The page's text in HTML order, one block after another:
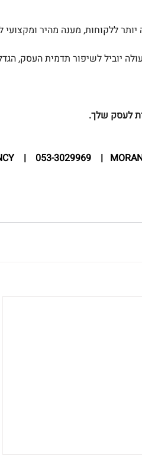
ללקוחות, מענה מהיר ומקצועי
יוביל לשיפור תדמית העסק,
לעסק שלך.
|    053-3029969    |